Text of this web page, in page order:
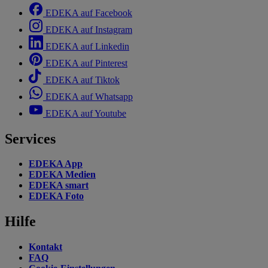
EDEKA auf Facebook
EDEKA auf Instagram
EDEKA auf Linkedin
EDEKA auf Pinterest
EDEKA auf Tiktok
EDEKA auf Whatsapp
EDEKA auf Youtube
Services
EDEKA App
EDEKA Medien
EDEKA smart
EDEKA Foto
Hilfe
Kontakt
FAQ